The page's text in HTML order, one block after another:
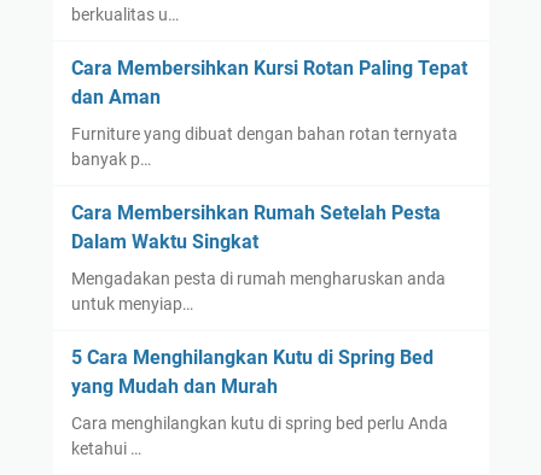
berkualitas u…
Cara Membersihkan Kursi Rotan Paling Tepat
dan Aman
Furniture yang dibuat dengan bahan rotan ternyata
banyak p…
Cara Membersihkan Rumah Setelah Pesta
Dalam Waktu Singkat
Mengadakan pesta di rumah mengharuskan anda
untuk menyiap…
5 Cara Menghilangkan Kutu di Spring Bed
yang Mudah dan Murah
Cara menghilangkan kutu di spring bed perlu Anda
ketahui …